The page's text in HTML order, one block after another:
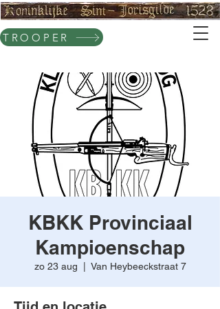
TROOPER
KBKK Provinciaal
Kampioenschap
zo 23 aug Van Heybeeckstraat 7